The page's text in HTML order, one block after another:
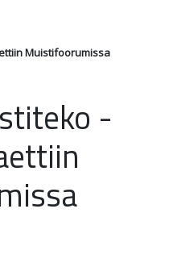
Muistifoorumissa
-